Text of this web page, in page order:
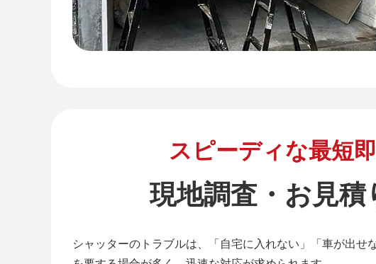
スピーディな最短
現地調査・お見積
シャッターのトラブルは、「自宅に入れない」「車が出せ